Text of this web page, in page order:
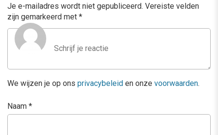
Je e-mailadres wordt niet gepubliceerd. Vereiste velden
zijn gemarkeerd met *
We wijzen je op ons privacybeleid en onze voorwaarden.
Naam *